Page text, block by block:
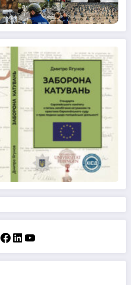
Facebook
LinkedIn
YouTube